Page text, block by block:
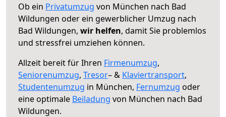
Ob ein Privatumzug von München nach Bad
Wildungen oder ein gewerblicher Umzug nach
Bad Wildungen, wir helfen, damit Sie problemlos
und stressfrei umziehen können.
Allzeit bereit für Ihren Firmenumzug,
Seniorenumzug, Tresor– & Klaviertransport,
Studentenumzug in München, Fernumzug oder
eine optimale Beiladung von München nach Bad
Wildungen.